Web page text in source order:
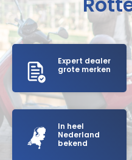
Expert dealer
grote merken
In heel
Nederland
bekend